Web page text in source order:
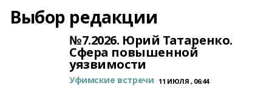
Выбор редакции
№7.2026. Юрий Татаренко.
Сфера повышенной
уязвимости
Уфимские встречи 11 ИЮЛЯ , 06:44